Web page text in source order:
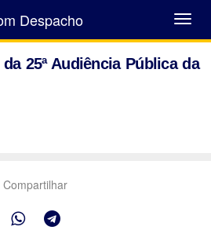
Abrir
Menu
Despacho
25ª Audiência Pública da
Compartilhar